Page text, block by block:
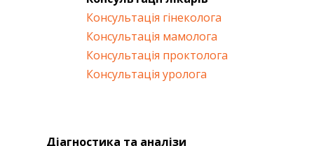
Консультація гінеколога
Консультація мамолога
Консультація проктолога
Консультація уролога
Діагностика та аналізи